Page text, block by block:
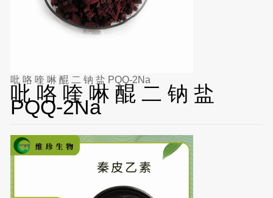
吡 咯 喹 啉 醌 二 钠 盐 PQQ-2Na
吡 咯 喹 啉 醌 二 钠 盐
PQQ-2Na